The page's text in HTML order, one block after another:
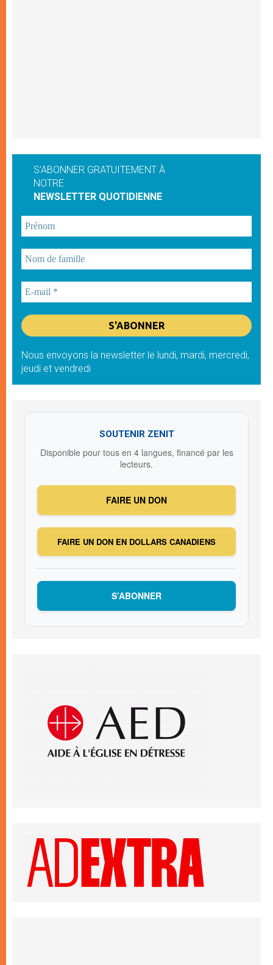
S'ABONNER GRATUITEMENT À
NOTRE
NEWSLETTER QUOTIDIENNE
Nous envoyons la newsletter le lundi, mardi, mercredi,
jeudi et vendredi
SOUTENIR ZENIT
Disponible pour tous en 4 langues, financé par les
lecteurs.
FAIRE UN DON
FAIRE UN DON EN DOLLARS CANADIENS
S’ABONNER